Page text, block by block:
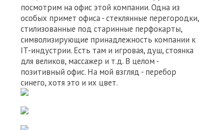
посмотрим на офис этой компании. Одна из
особых примет офиса - стеклянные перегородки,
стилизованные под старинные перфокарты,
символизирующие принадлежность компании к
IT-индустрии. Есть там и игровая, душ, стоянка
для великов, массажер и т.д. В целом -
позитивный офис. На мой взгляд - перебор
синего, хотя это и их цвет.